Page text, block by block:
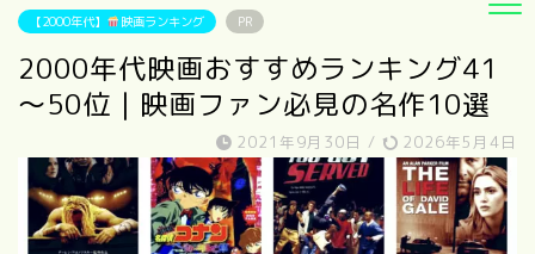
【2000年代】 映画ランキング PR
2000年代映画おすすめランキング41
～50位｜映画ファン必見の名作10選
2021年9月30日 / 2026年5月4日